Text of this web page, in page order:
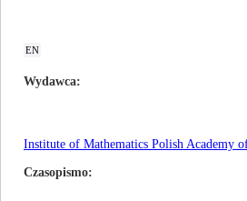
EN
Wydawca
Institute of Mathematics Polish Academy
Czasopismo